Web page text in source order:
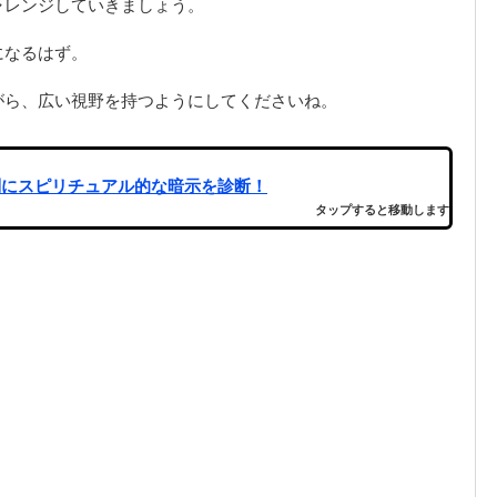
るはず。
、広い視野を持つようにしてくださいね。
スピリチュアル的な暗示を診断！
タップすると移動します